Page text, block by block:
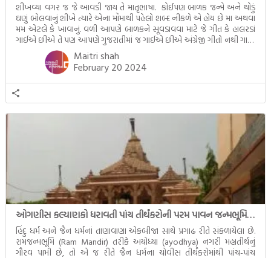
શીખવ્યા વગર જ જે આવડી જાય તે માતૃભાષા. કોઈપણ બાળક જન્મે અને થોડું
ઘણું બોલવાનું શીખે ત્યારે એના મોંમાથી પહેલો શબ્દ નીકળે એ હોય છે મા અથવા
મમ એટલે કે ખાવાનું. વળી આપણે બાળકને સૂવડાવવા માટે જે ગીત કે હાલરડાં
ગાઈએ છીએ તે પણ આપણે ગુજરાતીમાં જ ગાઈએ છીએ અંગ્રેજી ગીતો નથી ગાતા.
આમ બાળકને […]
Maitri shah
February 20 2024
ઓગણીસ કલ્યાણકો ધરાવતી પાંચ તીર્થંકરોની પરમ પાવન જન્મભૂમિ – અયોધ્યા (Ayodhya)
હિંદુ ધર્મ અને જૈન ધર્મનાં તાણાવાણા એકબીજા સાથે પ્રગાઢ રીતે સંકળાયેલા છે.
રામજન્મભૂમિ (Ram Mandir) તરીકે અયોધ્યા (ayodhya) નગરી મહાતીર્થનું
ગૌરવ પામી છે, તો એ જ રીતે જૈન ધર્મના ચોવીસ તીર્થંકરોમાંથી પાંચ-પાંચ